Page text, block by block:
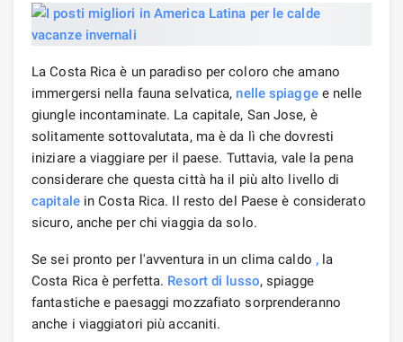
La Costa Rica è un paradiso per coloro che amano
immergersi nella fauna selvatica, nelle spiaggee nelle
giungle incontaminate. La capitale, San Jose, è
solitamente sottovalutata, ma è da lì che dovresti
iniziare a viaggiare per il paese. Tuttavia, vale la pena
considerare che questa città ha il più alto livello di
capitalein Costa Rica. Il resto del Paese è considerato
sicuro, anche per chi viaggia da solo.
Se sei pronto per l'avventura in un clima caldo ,la
Costa Rica è perfetta. Resort di lusso, spiagge
fantastiche e paesaggi mozzafiato sorprenderanno
anche i viaggiatori più accaniti.